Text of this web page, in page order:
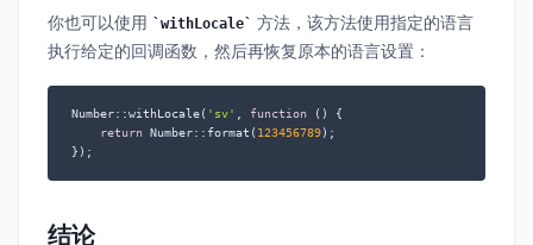
你也可以使用 withLocale
方法，该方法使用指定的语言
执行给定的回调函数，然后再恢复原本的语言设置：
Number::withLocale( 'sv' function ( )
{
return Number::format( 123456789);
});
结论